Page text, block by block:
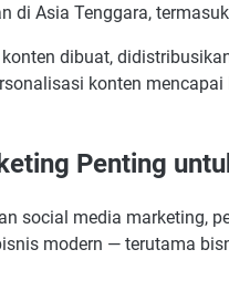
Asia Tenggara,
dibuat,
konten mencapai
Penting
social media marketing,
modern — terutama